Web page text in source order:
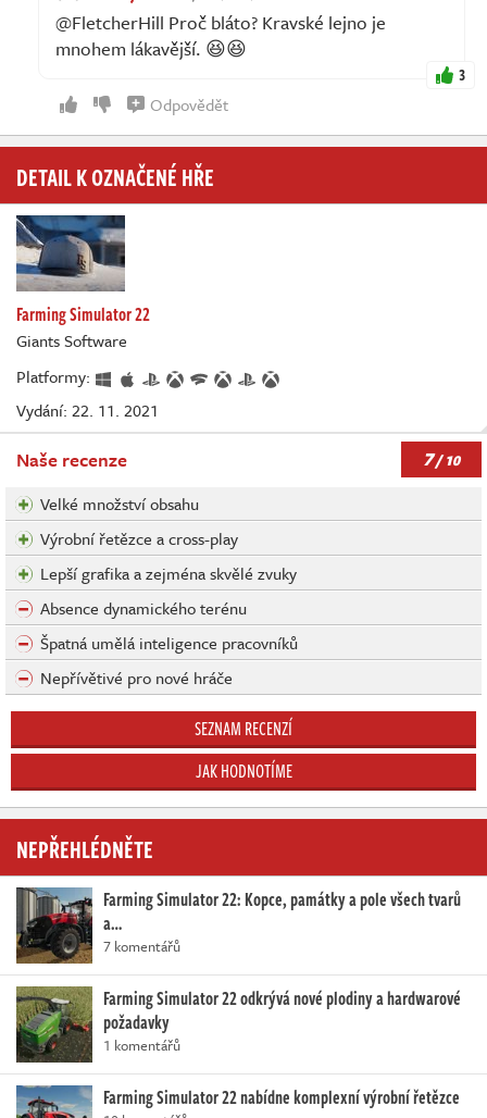
@FletcherHill Proč bláto? Kravské lejno je
mnohem lákavější. 😆😆
3
Odpovědět
DETAIL K OZNAČENÉ HŘE
Farming Simulator 22
Giants Software
Platformy:
Vydání: 22. 11. 2021
Naše recenze 7/ 10
Velké množství obsahu
Výrobní řetězce a cross-play
Lepší grafika a zejména skvělé zvuky
Absence dynamického terénu
Špatná umělá inteligence pracovníků
Nepřívětivé pro nové hráče
SEZNAM RECENZÍ
JAK HODNOTÍME
NEPŘEHLÉDNĚTE
Farming Simulator 22: Kopce, památky a pole všech tvarů
a…
7 komentářů
Farming Simulator 22 odkrývá nové plodiny a hardwarové
požadavky
1 komentářů
Farming Simulator 22 nabídne komplexní výrobní řetězce